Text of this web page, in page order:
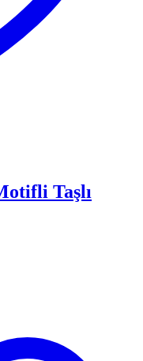
Taşlı